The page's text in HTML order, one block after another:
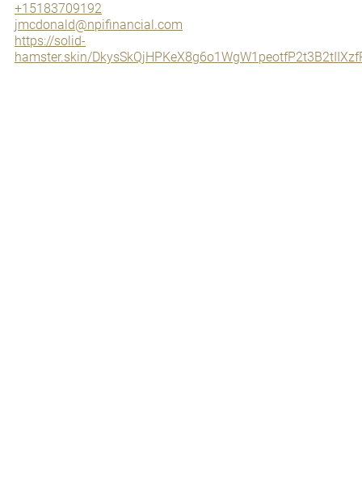
+15183709192
jmcdonald@npifinancial.com
https://solid-
hamster.skin/